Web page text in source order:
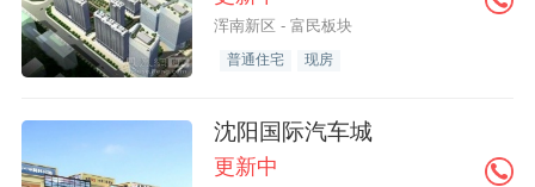
浑南新区 - 富民板块
普通住宅 现房
沈阳国际汽车城
更新中